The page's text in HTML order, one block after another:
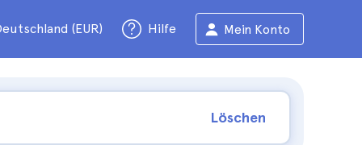
(EUR) Hilfe Mein Konto
Löschen